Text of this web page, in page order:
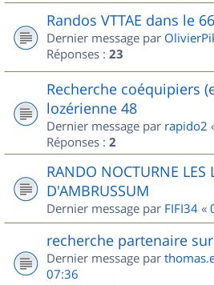
Randos VTTAE dans le 66
Dernier message par
Réponses : 23
Recherche coéquipiers
lozérienne 48
Dernier message par rapido2
Réponses : 2
RANDO NOCTURNE LES
D'AMBRUSSUM
Dernier message par FIFI34 «
recherche partenaire
Dernier message par
07:36